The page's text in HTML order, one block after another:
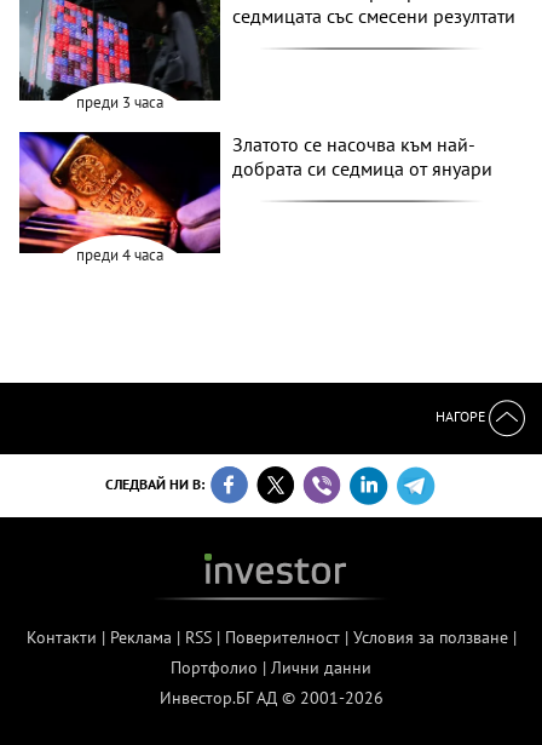
преди 3 часа
седмицата със смесени резултати
преди 4 часа
Златото се насочва към най-
добрата си седмица от януари
НАГОРЕ
СЛЕДВАЙ НИ В:
Контакти | Реклама | RSS| Поверителност| Условия за ползване|
Портфолио | Лични данни
Инвестор.БГ АД © 2001-2026